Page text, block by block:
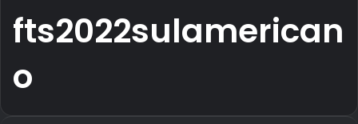
fts2022sulamerican
o